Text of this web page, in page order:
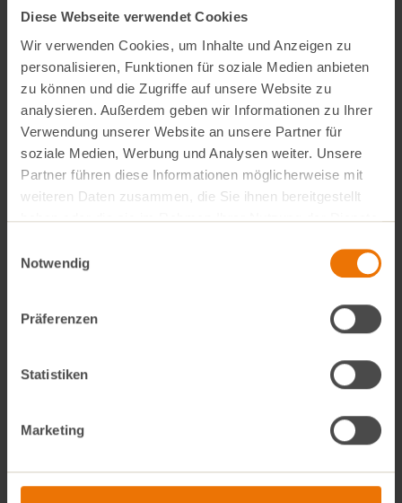
Diese Webseite verwendet Cookies
Wir verwenden Cookies, um Inhalte und Anzeigen zu
personalisieren, Funktionen für soziale Medien anbieten
zu können und die Zugriffe auf unsere Website zu
analysieren. Außerdem geben wir Informationen zu Ihrer
Verwendung unserer Website an unsere Partner für
soziale Medien, Werbung und Analysen weiter. Unsere
Partner führen diese Informationen möglicherweise mit
weiteren Daten zusammen, die Sie ihnen bereitgestellt
haben oder die sie im Rahmen Ihrer Nutzung der Dienste
Notwendig
Präferenzen
Statistiken
Marketing
Diese gehen als Spende an dasProjekt Gartenhaus
desÖkologischen Bildungszentrums München.
Zusammen mit der Volkshochschule München
betreibt das ÖBZ verschiedeneGärten, in denen die
unterschiedlichstenBildungsprogrammeangeboten
werden. Im Rahmen des Projektes Gartenhaus wird,
wie könnte es anders sein, ein Gartenhausfür die
Unterbringung der Gartengeräte geplant und gebaut.